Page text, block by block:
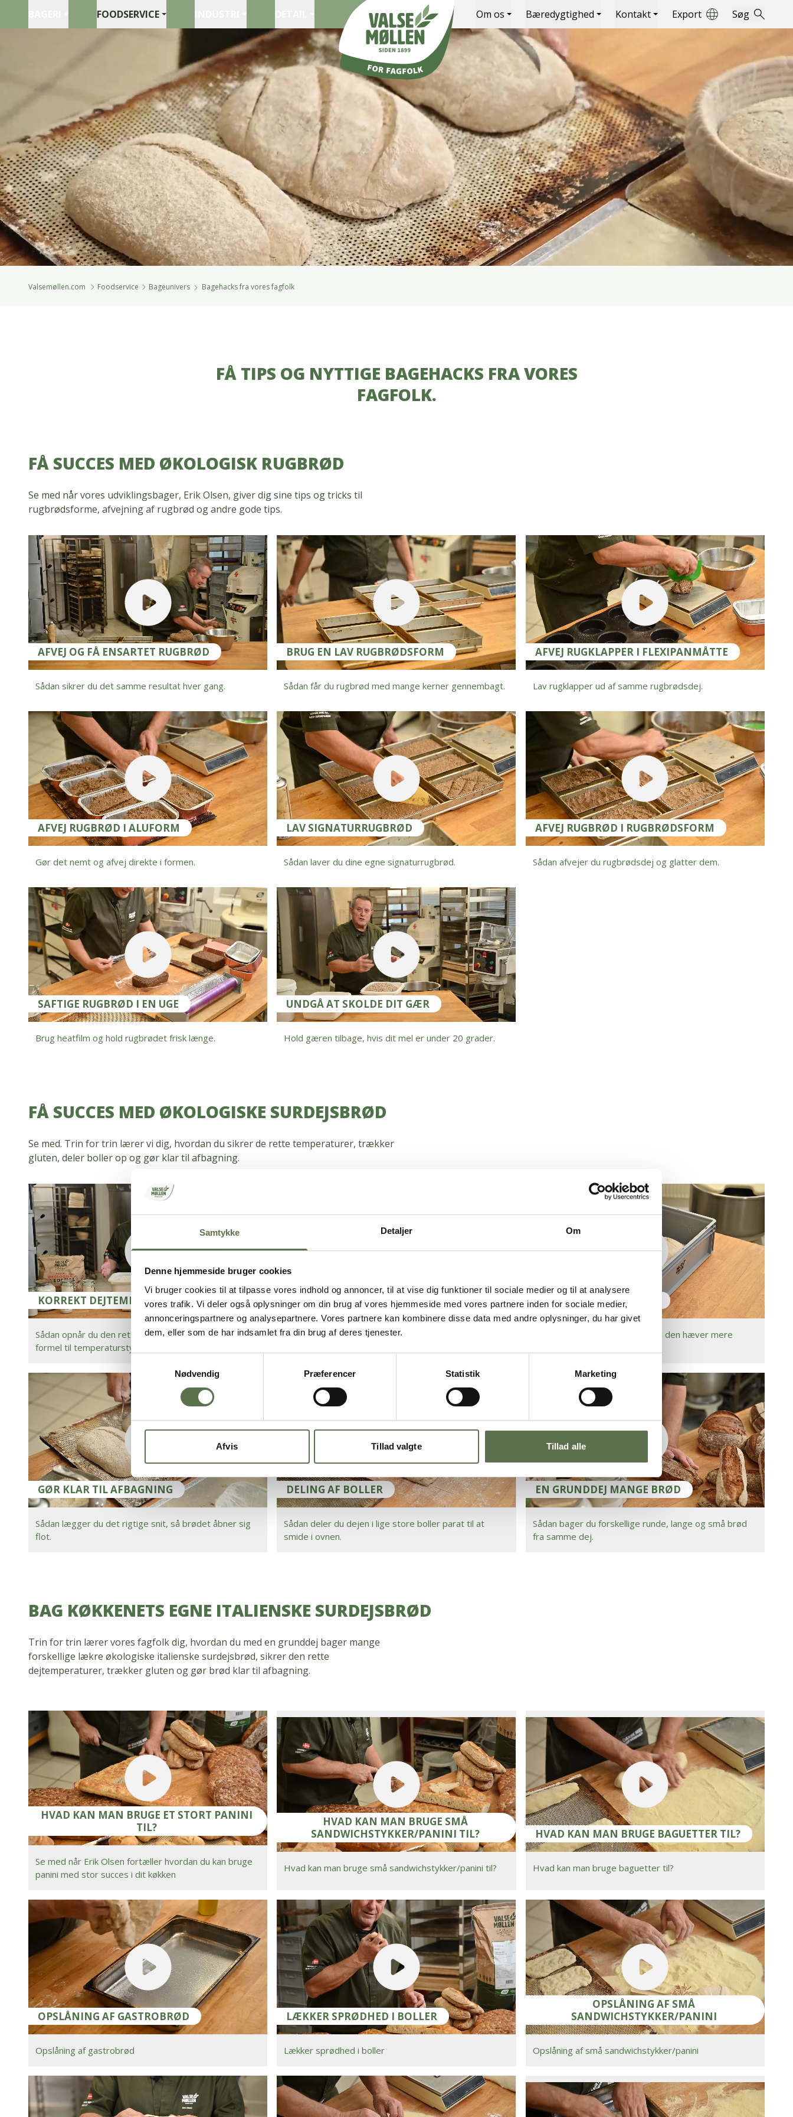
Samtykke Detaljer Om
Denne hjemmeside bruger cookies
Vi bruger cookies til at tilpasse vores indhold og annoncer, til at vise dig funktioner til sociale medier og til at analysere
vores trafik. Vi deler også oplysninger om din brug af vores hjemmeside med vores partnere inden for sociale medier,
annonceringspartnere og analysepartnere. Vores partnere kan kombinere disse data med andre oplysninger, du har givet
dem, eller som de har indsamlet fra din brug af deres tjenester.
Nødvendig
Præferencer Statistik Marketing
Afvis Tillad valgte Tillad alle
Valsemøllen A/S
FOODSERVICE Om os Bæredygtighed Kontakt Export Søg
Valsemøllen.com Foodservice Bageunivers Bagehacks fra vores fagfolk
FÅ TIPS OG NYTTIGE BAGEHACKS FRA VORES
FAGFOLK.
FÅ SUCCES MED ØKOLOGISK RUGBRØD
Se med når vores udviklingsbager, Erik Olsen, giver dig sine tips og tricks til
rugbrødsforme, afvejning af rugbrød og andre gode tips.
AFVEJ OG FÅ ENSARTET RUGBRØD
Sådan sikrer du det samme resultat hver gang.
BRUG EN LAV RUGBRØDSFORM
Sådan får du rugbrød med mange kerner gennembagt.
AFVEJ RUGKLAPPER I FLEXIPANMÅTTE
Lav rugklapper ud af samme rugbrødsdej.
AFVEJ RUGBRØD I ALUFORM
Gør det nemt og afvej direkte i formen.
LAV SIGNATURRUGBRØD
Sådan laver du dine egne signaturrugbrød.
AFVEJ RUGBRØD I RUGBRØDSFORM
Sådan afvejer du rugbrødsdej og glatter dem.
SAFTIGE RUGBRØD I EN UGE
Brug heatfilm og hold rugbrødet frisk længe.
UNDGÅ AT SKOLDE DIT GÆR
Hold gæren tilbage, hvis dit mel er under 20 grader.
FÅ SUCCES MED ØKOLOGISKE SURDEJSBRØD
Se med. Trin for trin lærer vi dig, hvordan du sikrer de rette temperaturer, trækker
gluten, deler boller op og gør klar til afbagning.
KORREKT DEJTEMPERATUR
Sådan opnår du den rette dejtemperatur. Den perfekte
formel til temperaturstyring.
GLUTENTEST
Sådan strækker du gluten og ser, om dejen er æltet
FOLD DEJ I BAGEKASSEN
Sådan opstrammer du dejen, så den hæver mere
GØR KLAR TIL AFBAGNING
Sådan lægger du det rigtige snit, så brødet åbner sig
flot.
DELING AF BOLLER
Sådan deler du dejen i lige store boller parat til at
smide i ovnen.
EN GRUNDDEJ MANGE BRØD
Sådan bager du forskellige runde, lange og små brød
fra samme dej.
BAG KØKKENETS EGNE ITALIENSKE SURDEJSBRØD
Trin for trin lærer vores fagfolk dig, hvordan du med en grunddej bager mange
forskellige lækre økologiske italienske surdejsbrød, sikrer den rette
dejtemperaturer, trækker gluten og gør brød klar til afbagning.
HVAD KAN MAN BRUGE ET STORT PANINI
TIL?
Se med når Erik Olsen fortæller hvordan du kan bruge
panini med stor succes i dit køkken
HVAD KAN MAN BRUGE SMÅ
SANDWICHSTYKKER/PANINI TIL?
Hvad kan man bruge små sandwichstykker/panini til?
HVAD KAN MAN BRUGE BAGUETTER TIL?
Hvad kan man bruge baguetter til?
OPSLÅNING AF GASTROBRØD
Opslåning af gastrobrød
LÆKKER SPRØDHED I BOLLER
Lækker sprødhed i boller
OPSLÅNING AF SMÅ
SANDWICHSTYKKER/PANINI
Opslåning af små sandwichstykker/panini